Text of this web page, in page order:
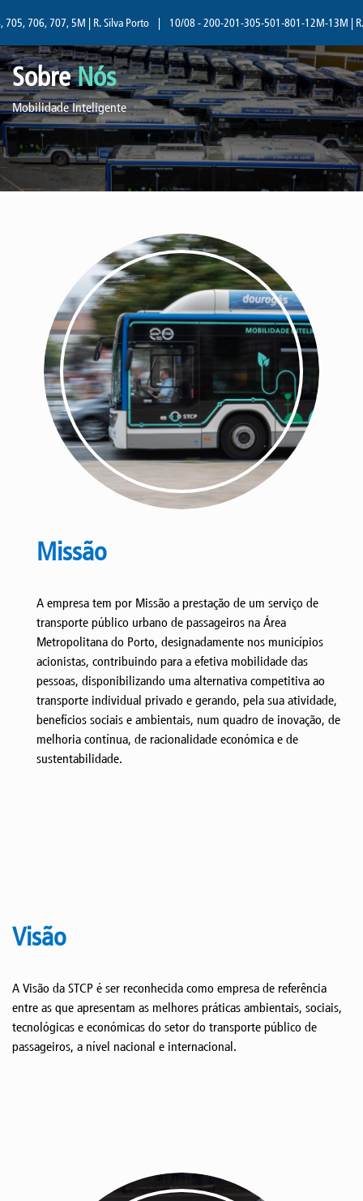
707, 5M | R. Silva Porto | 10/08 - 200-201-305-501-801-12M-13M | R. Silva
SobreNós
Mobilidade Inteligente
Missão
A empresa tem por Missão a prestação de um serviço de
transporte público urbano de passageiros na Área
Metropolitana do Porto, designadamente nos municípios
acionistas, contribuindo para a efetiva mobilidade das
pessoas, disponibilizando uma alternativa competitiva ao
transporte individual privado e gerando, pela sua atividade,
benefícios sociais e ambientais, num quadro de inovação, de
melhoria contínua, de racionalidade económica e de
sustentabilidade.
Visão
A Visão da STCP é ser reconhecida como empresa de referência
entre as que apresentam as melhores práticas ambientais, sociais,
tecnológicas e económicas do setor do transporte público de
passageiros, a nível nacional e internacional.